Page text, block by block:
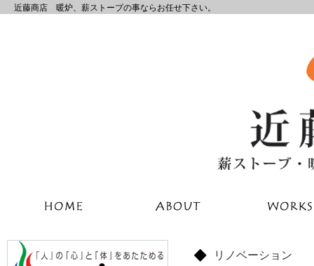
近藤商店 暖炉、薪ストーブの事ならお任せ下さい。
リノベーション